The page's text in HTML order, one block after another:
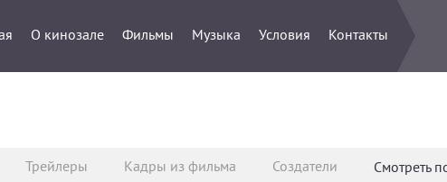
О кинозале Фильмы Музыка Условия Контакты
Трейлеры Кадры из фильма Создатели Смотреть